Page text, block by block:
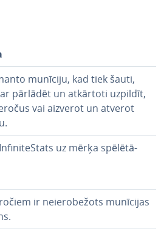
munīciju, kad tiek šauti,
pārlādēt un atkārtoti uzpildīt,
vai aizverot un atverot
uz mērķa spē­lē­tā­
ir ne­ie­ro­be­žots munīcijas